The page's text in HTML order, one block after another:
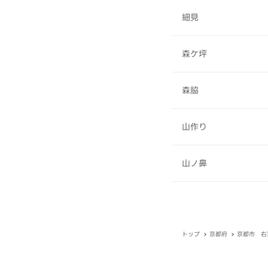
細見
森ケ坪
森脇
山作り
山ノ鼻
トップ 京都府 京都市 右